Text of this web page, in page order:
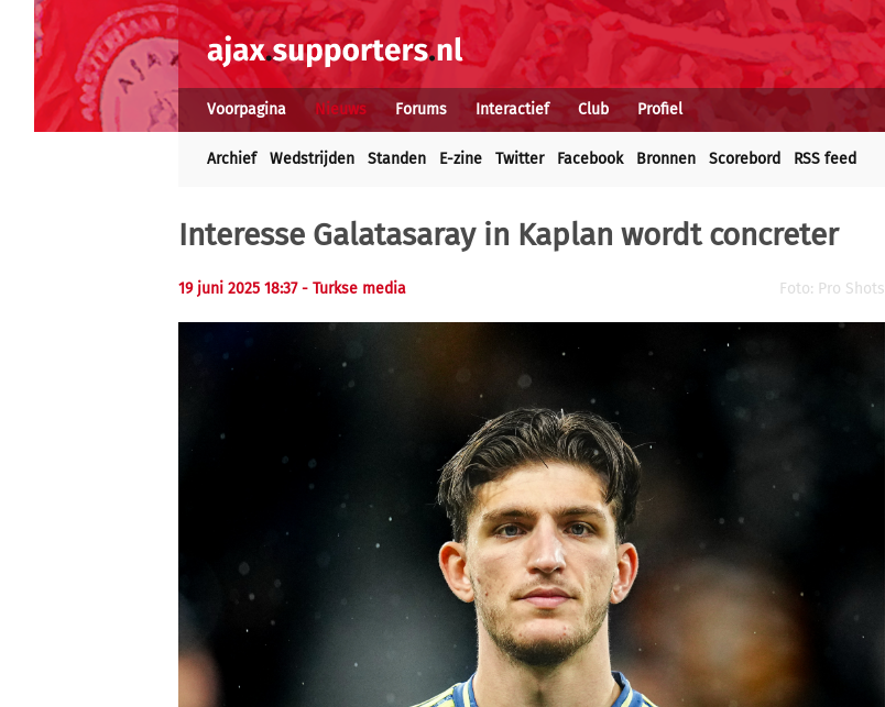
Voorpagina Nieuws Forums Interactief Club Profiel
Archief Wedstrijden Standen E-zine Twitter Facebook Bronnen Scorebord RSS feed
Interesse Galatasaray in Kaplan wordt concreter
19 juni 2025 18:37 - Turkse media Foto: Pro Shots